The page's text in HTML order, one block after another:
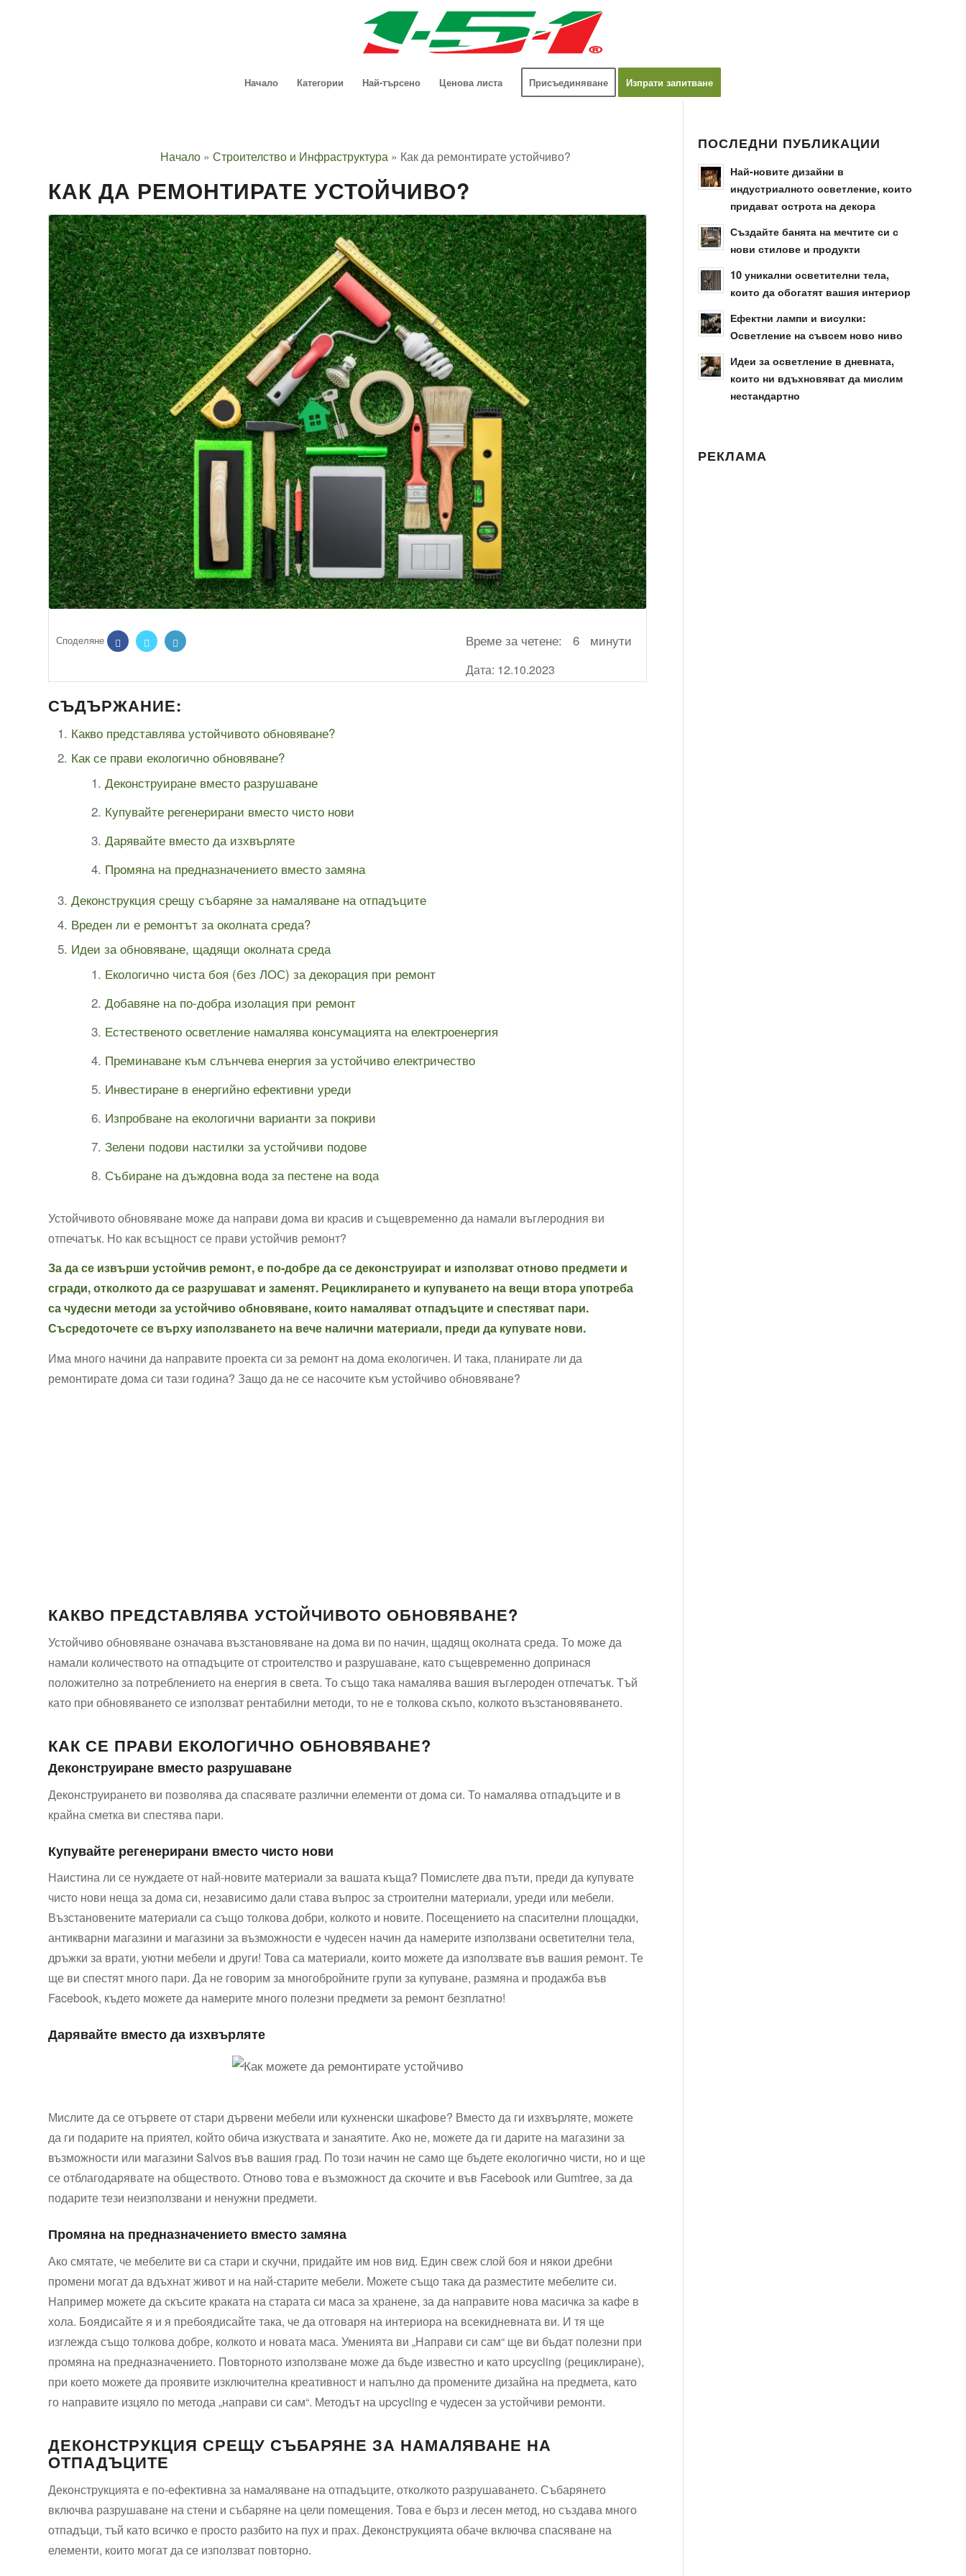
Начало Категории Най-търсено Ценова листа Присъединяване Изпрати запитване
Начало »Строителство и Инфраструктура » Как да ремонтирате устойчиво?
КАК ДА РЕМОНТИРАТЕ УСТОЙЧИВО?
Време за четене: 6 минути
Дата: 12.10.2023
СЪДЪРЖАНИЕ:
Какво представлява устойчивото обновяване?
Как се прави екологично обновяване?
Деконструиране вместо разрушаване
Купувайте регенерирани вместо чисто нови
Дарявайте вместо да изхвърляте
Промяна на предназначението вместо замяна
Деконструкция срещу събаряне за намаляване на отпадъците
Вреден ли е ремонтът за околната среда?
Идеи за обновяване, щадящи околната среда
Екологично чиста боя (без ЛОС) за декорация при ремонт
Добавяне на по-добра изолация при ремонт
Естественото осветление намалява консумацията на електроенергия
Преминаване към слънчева енергия за устойчиво електричество
Инвестиране в енергийно ефективни уреди
Изпробване на екологични варианти за покриви
Зелени подови настилки за устойчиви подове
Събиране на дъждовна вода за пестене на вода
Устойчивото обновяване може да направи дома ви красив и същевременно да намали въглеродния ви
отпечатък. Но как всъщност се прави устойчив ремонт?
За да се извърши устойчив ремонт, е по-добре да се деконструират и използват отново предмети и
сгради, отколкото да се разрушават и заменят. Рециклирането и купуването на вещи втора употреба
са чудесни методи за устойчиво обновяване, които намаляват отпадъците и спестяват пари.
Съсредоточете се върху използването на вече налични материали, преди да купувате нови.
Има много начини да направите проекта си за ремонт на дома екологичен. И така, планирате ли да
ремонтирате дома си тази година? Защо да не се насочите към устойчиво обновяване?
КАКВО ПРЕДСТАВЛЯВА УСТОЙЧИВОТО ОБНОВЯВАНЕ?
Устойчиво обновяване означава възстановяване на дома ви по начин, щадящ околната среда. То може да
намали количеството на отпадъците от строителство и разрушаване, като същевременно допринася
положително за потреблението на енергия в света. То също така намалява вашия въглероден отпечатък. Тъй
като при обновяването се използват рентабилни методи, то не е толкова скъпо, колкото възстановяването.
КАК СЕ ПРАВИ ЕКОЛОГИЧНО ОБНОВЯВАНЕ?
Деконструиране вместо разрушаване
Деконструирането ви позволява да спасявате различни елементи от дома си. То намалява отпадъците и в
крайна сметка ви спестява пари.
Купувайте регенерирани вместо чисто нови
Наистина ли се нуждаете от най-новите материали за вашата къща? Помислете два пъти, преди да купувате
чисто нови неща за дома си, независимо дали става въпрос за строителни материали, уреди или мебели.
Възстановените материали са също толкова добри, колкото и новите. Посещението на спасителни площадки,
антикварни магазини и магазини за възможности е чудесен начин да намерите използвани осветителни тела,
дръжки за врати, уютни мебели и други! Това са материали, които можете да използвате във вашия ремонт. Те
ще ви спестят много пари. Да не говорим за многобройните групи за купуване, размяна и продажба във
Facebook, където можете да намерите много полезни предмети за ремонт безплатно!
Дарявайте вместо да изхвърляте
Мислите да се отървете от стари дървени мебели или кухненски шкафове? Вместо да ги изхвърляте, можете
да ги подарите на приятел, който обича изкуствата и занаятите. Ако не, можете да ги дарите на магазини за
възможности или магазини Salvos във вашия град. По този начин не само ще бъдете екологично чисти, но и ще
се отблагодарявате на обществото. Отново това е възможност да скочите и във Facebook или Gumtree, за да
подарите тези неизползвани и ненужни предмети.
Промяна на предназначението вместо замяна
Ако смятате, че мебелите ви са стари и скучни, придайте им нов вид. Един свеж слой боя и някои дребни
промени могат да вдъхнат живот и на най-старите мебели. Можете също така да разместите мебелите си.
Например можете да скъсите краката на старата си маса за хранене, за да направите нова масичка за кафе в
хола. Боядисайте я и я пребоядисайте така, че да отговаря на интериора на всекидневната ви. И тя ще
изглежда също толкова добре, колкото и новата маса. Уменията ви „Направи си сам“ ще ви бъдат полезни при
промяна на предназначението. Повторното използване може да бъде известно и като upcycling (рециклиране),
при което можете да проявите изключителна креативност и напълно да промените дизайна на предмета, като
го направите изцяло по метода „направи си сам“. Методът на upcycling е чудесен за устойчиви ремонти.
ДЕКОНСТРУКЦИЯ СРЕЩУ СЪБАРЯНЕ ЗА НАМАЛЯВАНЕ НА
ОТПАДЪЦИТЕ
Деконструкцията е по-ефективна за намаляване на отпадъците, отколкото разрушаването. Събарянето
включва разрушаване на стени и събаряне на цели помещения. Това е бърз и лесен метод, но създава много
отпадъци, тъй като всичко е просто разбито на пух и прах. Деконструкцията обаче включва спасяване на
елементи, които могат да се използват повторно.
ПОСЛЕДНИ ПУБЛИКАЦИИ
Най-новите дизайни в
индустриалното осветление, които
придават острота на декора
Създайте банята на мечтите си с
нови стилове и продукти
10 уникални осветителни тела,
които да обогатят вашия интериор
Ефектни лампи и висулки:
Осветление на съвсем ново ниво
Идеи за осветление в дневната,
които ни вдъхновяват да мислим
нестандартно
РЕКЛАМА